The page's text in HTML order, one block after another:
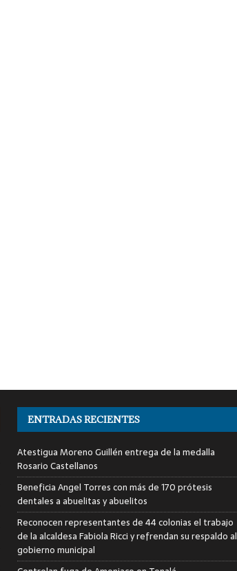
ENTRADAS RECIENTES
Atestigua Moreno Guillén entrega de la medalla
Rosario Castellanos
Beneficia Angel Torres con más de 170 prótesis
dentales a abuelitas y abuelitos
Reconocen representantes de 44 colonias el trabajo
de la alcaldesa Fabiola Ricci y refrendan su respaldo al
gobierno municipal